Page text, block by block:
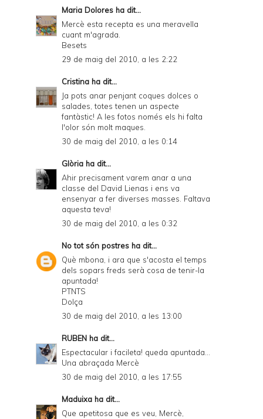
Maria Dolores ha dit...
Mercè esta recepta es una meravella
cuant m'agrada.
Besets
29 de maig del 2010, a les 2:22
Cristina ha dit...
Ja pots anar penjant coques dolces o
salades, totes tenen un aspecte
fantàstic! A les fotos només els hi falta
l'olor són molt maques.
30 de maig del 2010, a les 0:14
Glòria ha dit...
Ahir precisament varem anar a una
classe del David Lienas i ens va
ensenyar a fer diverses masses. Faltava
aquesta teva!
30 de maig del 2010, a les 0:32
No tot són postres ha dit...
Què mbona, i ara que s'acosta el temps
dels sopars freds serà cosa de tenir-la
apuntada!
PTNTS
Dolça
30 de maig del 2010, a les 13:00
RUBEN ha dit...
Espectacular i facileta! queda apuntada...
Una abraçada Mercè
30 de maig del 2010, a les 17:55
Maduixa ha dit...
Que apetitosa que es veu, Mercè,